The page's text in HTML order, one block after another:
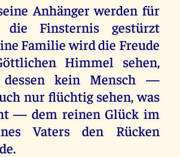
Anhänger werden für
Finsternis gestürzt
Familie wird die Freude
Himmel sehen,
dessen kein Mensch —
nur flüchtig sehen, was
— dem reinen Glück im
Vaters den Rücken